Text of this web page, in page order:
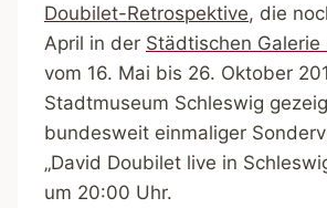
Doubilet-Retrospektive, die
April in der Städtischen Galerie
vom 16. Mai bis 26. Oktober
Stadtmuseum Schleswig
bundesweit einmaliger
„David Doubilet live in
um 20:00 Uhr.